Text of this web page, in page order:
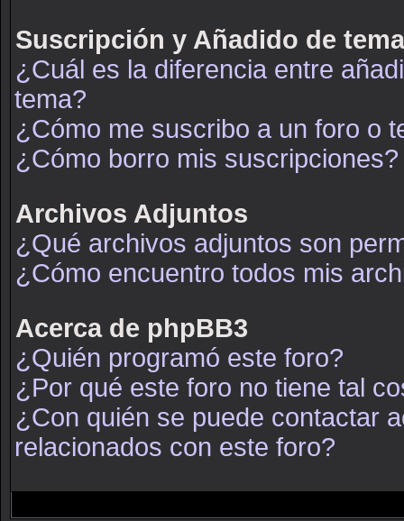
Suscripción y Añadido de
¿Cuál es la diferencia entre
tema?
¿Cómo me suscribo a un foro o
¿Cómo borro mis suscripciones?
Archivos Adjuntos
¿Qué archivos adjuntos son
¿Cómo encuentro todos mis
Acerca de phpBB3
¿Quién programó este foro?
¿Por qué este foro no tiene tal
¿Con quién se puede contactar
relacionados con este foro?